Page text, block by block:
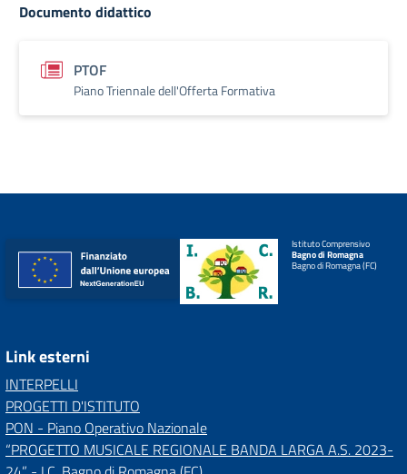
Documento didattico
PTOF
Piano Triennale dell'Offerta Formativa
Istituto Comprensivo
Bagno di Romagna
Bagno di Romagna (FC)
Link esterni
INTERPELLI
PROGETTI D'ISTITUTO
PON - Piano Operativo Nazionale
“PROGETTO MUSICALE REGIONALE BANDA LARGA A.S. 2023-